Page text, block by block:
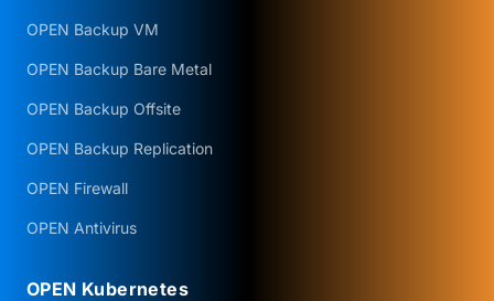
OPEN Backup VM
OPEN Backup Bare Metal
OPEN Backup Offsite
OPEN Backup Replication
OPEN Firewall
OPEN Antivirus
OPEN Kubernetes